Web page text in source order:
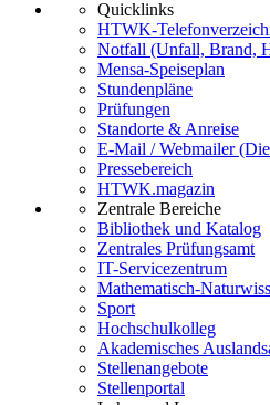
Quicklinks
HTWK-
Notfall (Unfall, Brand,
Mensa-Speiseplan
Stundenpläne
Prüfungen
Standorte & Anreise
E-Mail / Webmailer
Pressebereich
HTWK.magazin
Zentrale Bereiche
Bibliothek und Katalog
Zentrales Prüfungsamt
IT-Servicezentrum
Mathematisch-
Sport
Hochschulkolleg
Akademisches
Stellenangebote
Stellenportal